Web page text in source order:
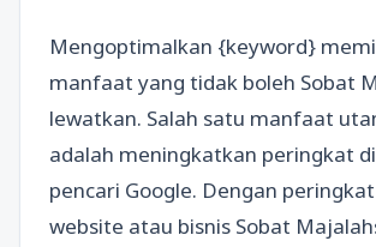
Mengoptimalkan {keyword}
manfaat yang tidak boleh Sobat
lewatkan. Salah satu manfaat
adalah meningkatkan peringkat
pencari Google. Dengan
website atau bisnis Sobat